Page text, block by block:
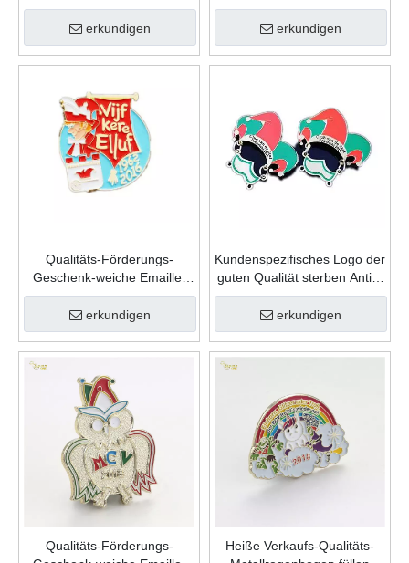
kundenspezifische
Andenken-Mode-Form-Zink-
Legierungs-Karnevals-
Revers-Stift
erkundigen
kundenspezifische
Andenken-Form-Zink-
Legierungs-Karnevals-
Revers-Stift
erkundigen
Qualitäts-Förderungs-
Geschenk-weiche Emaille-
kundenspezifische
Andenken-Form-Zink-
Legierungs-Karnevals-
Abzeichen
erkundigen
Kundenspezifisches Logo der
guten Qualität sterben Antik-
Goldmetallsport-
Gedenkkarnevals-Abzeichen
erkundigen
Qualitäts-Förderungs-
Heiße Verkaufs-Qualitäts-